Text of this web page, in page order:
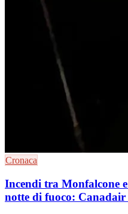
Cronaca
Incendi tra Monfalcone
notte di fuoco: Canadair